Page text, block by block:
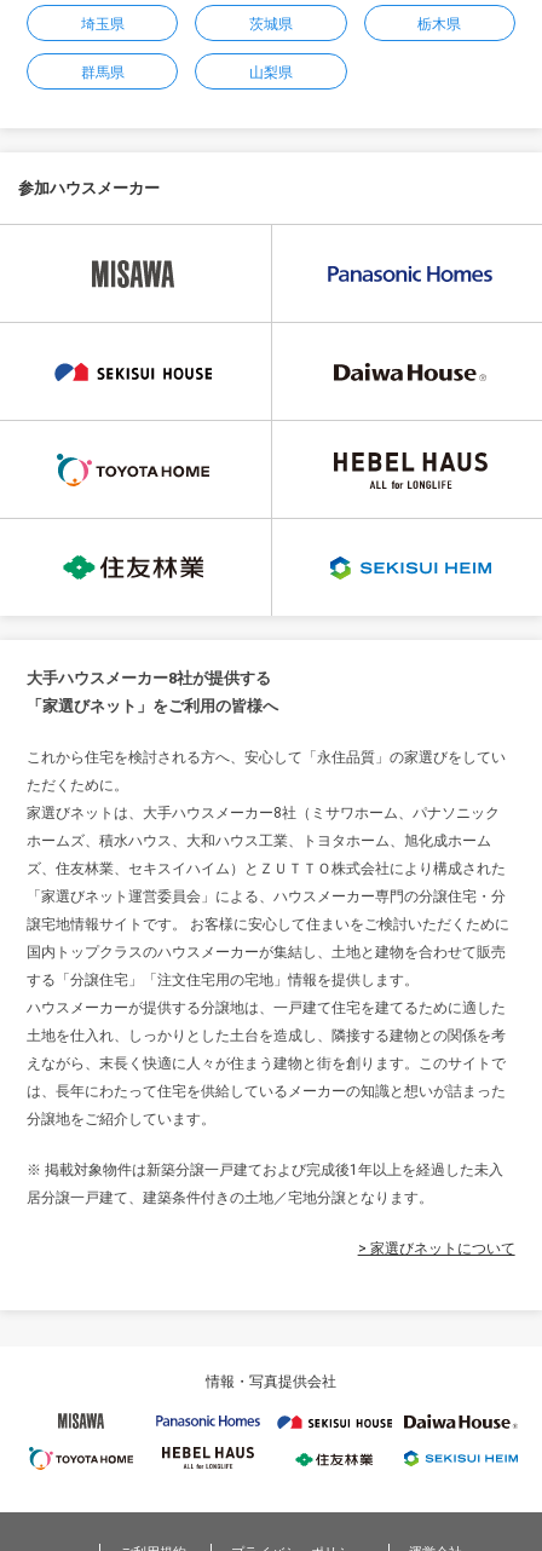
埼玉県 茨城県 栃木県
群馬県 山梨県
参加ハウスメーカー
大手ハウスメーカー8社が提供する
「家選びネット」をご利用の皆様へ
これから住宅を検討される方へ、安心して「永住品質」の家選びをしてい
ただくために。
家選びネットは、大手ハウスメーカー8社（ミサワホーム、パナソニック
ホームズ、積水ハウス、大和ハウス工業、トヨタホーム、旭化成ホーム
ズ、住友林業、セキスイハイム）とＺＵＴＴＯ株式会社により構成された
「家選びネット運営委員会」による、ハウスメーカー専門の分譲住宅・分
譲宅地情報サイトです。 お客様に安心して住まいをご検討いただくために
国内トップクラスのハウスメーカーが集結し、土地と建物を合わせて販売
する「分譲住宅」「注文住宅用の宅地」情報を提供します。
ハウスメーカーが提供する分譲地は、一戸建て住宅を建てるために適した
土地を仕入れ、しっかりとした土台を造成し、隣接する建物との関係を考
えながら、末長く快適に人々が住まう建物と街を創ります。このサイトで
は、長年にわたって住宅を供給しているメーカーの知識と想いが詰まった
分譲地をご紹介しています。
※ 掲載対象物件は新築分譲一戸建ておよび完成後1年以上を経過した未入
居分譲一戸建て、建築条件付きの土地／宅地分譲となります。
> 家選びネットについて
情報・写真提供会社